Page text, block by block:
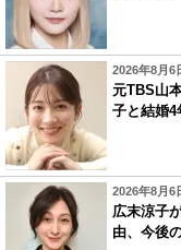
2026年8月6
元TBS山
子と結婚
2026年8月6
広末涼子
由、今後